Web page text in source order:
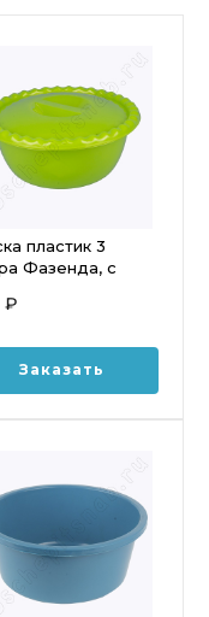
пластик 3
Фазенда, с
₽
Заказать